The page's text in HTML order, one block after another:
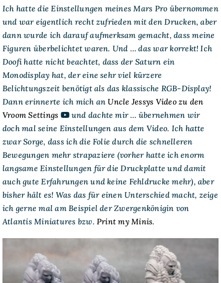
Ich hatte die Einstellungen meines Mars Pro übernommen
und war eigentlich recht zufrieden mit den Drucken, aber
dann wurde ich darauf aufmerksam gemacht, dass meine
Figuren überbelichtet waren. Und … das war korrekt! Ich
Doofi hatte nicht beachtet, dass der Saturn ein
Monodisplay hat, der eine sehr viel kürzere
Belichtungszeit benötigt als das klassische RGB-Display!
Dann erinnerte ich mich anUncle Jessys Video zu den
Vroom Settings
und dachte mir … übernehmen wir
doch mal seine Einstellungen aus dem Video. Ich hatte
zwar Sorge, dass ich die Folie durch die schnelleren
Bewegungen mehr strapaziere (vorher hatte ich enorm
langsame Einstellungen für die Druckplatte und damit
auch gute Erfahrungen und keine Fehldrucke mehr), aber
bisher hält es! Was das für einen Unterschied macht, zeige
ich gerne mal am Beispiel der Zwergenkönigin von
Atlantis Miniatures bzw. Print my Minis.